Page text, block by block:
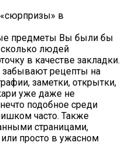
в
предметы Вы были бы
людей
в качестве закладки.
забывают рецепты на
заметки, открытки,
уже даже не
подобное среди
часто. Также
страницами,
просто в ужасном